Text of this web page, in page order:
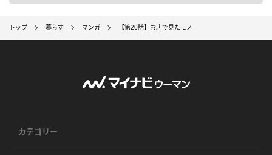
トップ 暮らす マンガ 【第20話】お店で見たモノ
カテゴリー